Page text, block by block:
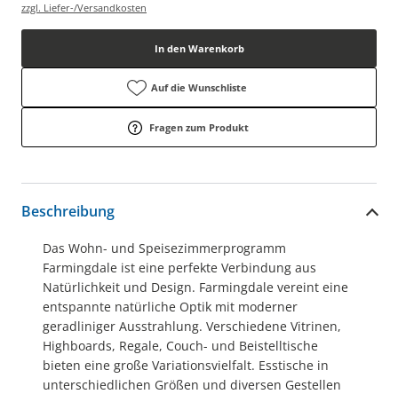
zzgl. Liefer-/Versandkosten
In den Warenkorb
Auf die Wunschliste
Fragen zum Produkt
Beschreibung
Das Wohn- und Speisezimmerprogramm
Farmingdale ist eine perfekte Verbindung aus
Natürlichkeit und Design. Farmingdale vereint eine
entspannte natürliche Optik mit moderner
geradliniger Ausstrahlung. Verschiedene Vitrinen,
Highboards, Regale, Couch- und Beistelltische
bieten eine große Variationsvielfalt. Esstische in
unterschiedlichen Größen und diversen Gestellen